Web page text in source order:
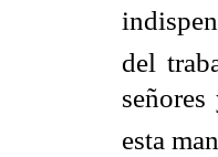
del
esta